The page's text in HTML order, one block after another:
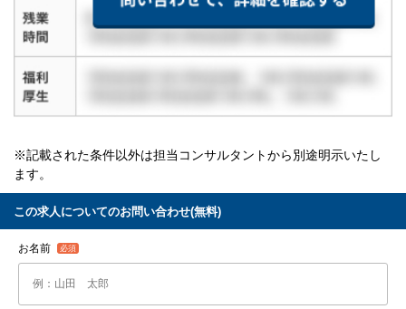
※記載された条件以外は担当コンサルタントから別途明示いたし
ます。
この求人についてのお問い合わせ(無料)
お名前